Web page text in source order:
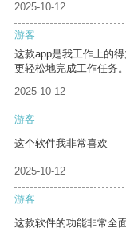
2025-10-12
游客
这款app是我工作上的
更轻松地完成工作任务。
2025-10-12
游客
这个软件我非常喜欢
2025-10-12
游客
这款软件的功能非常全